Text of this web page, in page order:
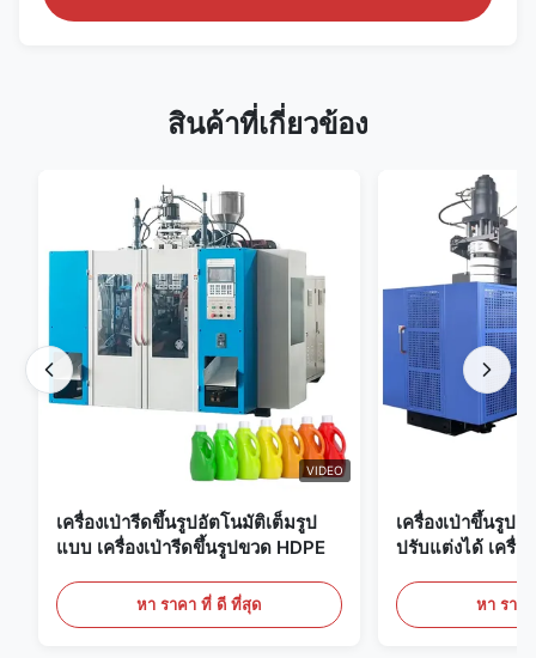
สินค้าที่เกี่ยวข้อง
VIDEO
เครื่องเป่ารีดขึ้นรูปอัตโนมัติเต็มรูป
แบบ เครื่องเป่ารีดขึ้นรูปขวด HDPE
หา ราคา ที่ ดี ที่สุด
เครื่องเป่าขึ้นรูป
ปรับแต่งได้ เครื่อ
หา ราค